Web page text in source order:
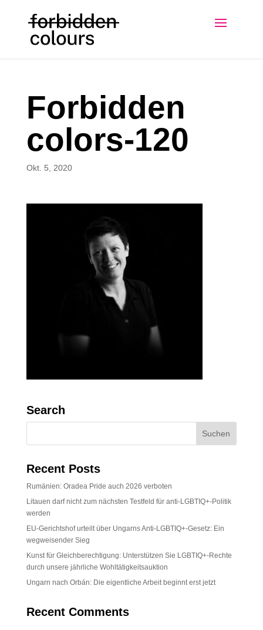
Forbidden
colors-120
Okt. 5, 2020
Search
Recent Posts
Rumänien: Oradea Pride auch 2026 verboten
Litauen darf nicht zum nächsten Testfeld für anti-LGBTIQ+-Politik
werden
EU-Gerichtshof urteilt über Ungarns Anti-LGBTIQ+-Gesetz: Ein
wegweisender Sieg
Kunst für Gleichberechtigung: Unterstützen Sie LGBTIQ+-Rechte
durch unsere jährliche Wohltätigkeitsauktion
Ungarn nach Orbán: Die eigentliche Arbeit beginnt erst jetzt
Recent Comments